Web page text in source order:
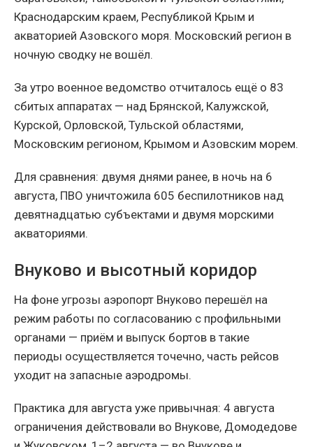
Краснодарским краем, Республикой Крым и
акваторией Азовского моря. Московский регион в
ночную сводку не вошёл.
За утро военное ведомство отчиталось ещё о 83
сбитых аппаратах — над Брянской, Калужской,
Курской, Орловской, Тульской областями,
Московским регионом, Крымом и Азовским морем.
Для сравнения: двумя днями ранее, в ночь на 6
августа, ПВО уничтожила 605 беспилотников над
девятнадцатью субъектами и двумя морскими
акваториями.
Внуково и высотный коридор
На фоне угрозы аэропорт Внуково перешёл на
режим работы по согласованию с профильными
органами — приём и выпуск бортов в такие
периоды осуществляется точечно, часть рейсов
уходит на запасные аэродромы.
Практика для августа уже привычная: 4 августа
ограничения действовали во Внукове, Домодедове